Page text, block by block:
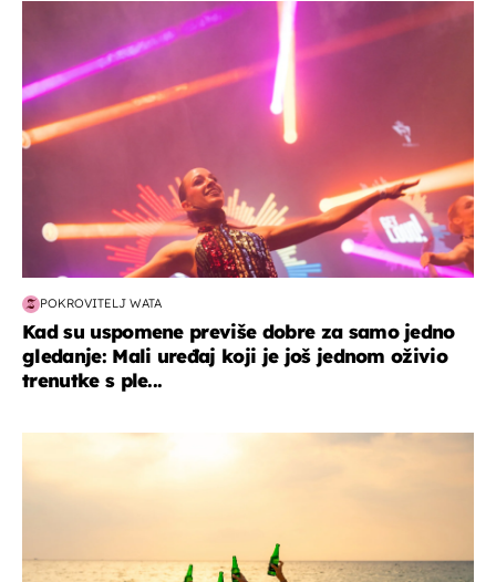
POKROVITELJ WATA
Kad su uspomene previše dobre za samo jedno
gledanje: Mali uređaj koji je još jednom oživio
trenutke s ple...